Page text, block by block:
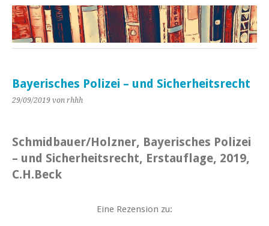
Bayerisches Polizei – und Sicherheitsrecht
29/09/2019 von rhhh
Schmidbauer/Holzner, Bayerisches Polizei
– und Sicherheitsrecht, Erstauflage, 2019,
C.H.Beck
Eine Rezension zu: